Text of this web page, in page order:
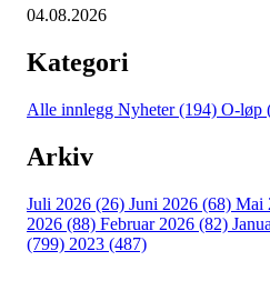
04.08.2026
Kategori
Alle innlegg Nyheter (194) O-løp
Arkiv
Juli 2026 (26) Juni 2026 (68) Mai
2026 (88) Februar 2026 (82)
(799) 2023 (487)